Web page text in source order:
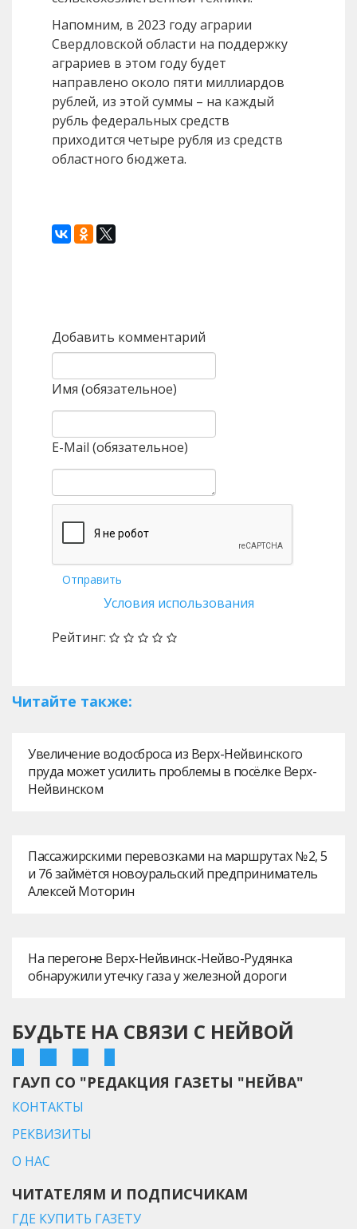
Напомним, в 2023 году аграрии
Свердловской области на поддержку
аграриев в этом году будет
направлено около пяти миллиардов
рублей, из этой суммы – на каждый
рубль федеральных средств
приходится четыре рубля из средств
областного бюджета.
Добавить комментарий
Имя (обязательное)
E-Mail (обязательное)
Отправить
Условия использования
Рейтинг:
Читайте также:
Увеличение водосброса из Верх-Нейвинского
пруда может усилить проблемы в посёлке Верх-
Нейвинском
Пассажирскими перевозками на маршрутах № 2, 5
и 76 займётся новоуральский предприниматель
Алексей Моторин
На перегоне Верх-Нейвинск-Нейво-Рудянка
обнаружили утечку газа у железной дороги
БУДЬТЕ НА СВЯЗИ С НЕЙВОЙ
ГАУП СО "РЕДАКЦИЯ ГАЗЕТЫ "НЕЙВА"
КОНТАКТЫ
РЕКВИЗИТЫ
О НАС
ЧИТАТЕЛЯМ И ПОДПИСЧИКАМ
ГДЕ КУПИТЬ ГАЗЕТУ